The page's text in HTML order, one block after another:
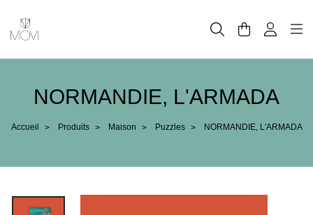
NORMANDIE, L'ARMADA
Accueil > Produits > Maison > Puzzles > NORMANDIE, L'ARMADA